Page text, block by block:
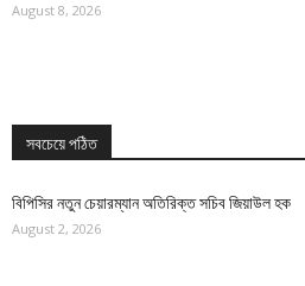
August 8, 2026
সবচেয়ে পঠিত
বিপিসির নতুন চেয়ারম্যান অতিরিক্ত সচিব জিয়াউল হক
August 2, 2026